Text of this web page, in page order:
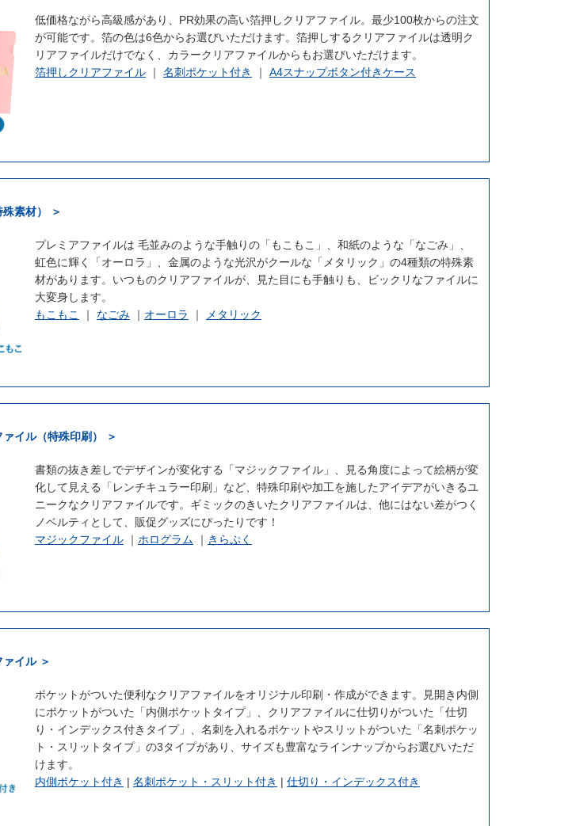
低価格ながら高級感があり、PR効果の高い箔押しクリアファイル。最少100枚からの注文
が可能です。箔の色は6色からお選びいただけます。箔押しするクリアファイルは透明ク
リアファイルだけでなく、カラークリアファイルからもお選びいただけます。
箔押しクリアファイル ｜ 名刺ポケット付き ｜ A4スナップボタン付きケース
素材） ＞
プレミアファイルは 毛並みのような手触りの「もこもこ」、和紙のような「なごみ」、
虹色に輝く「オーロラ」、金属のような光沢がクールな「メタリック」の4種類の特殊素
材があります。いつものクリアファイルが、見た目にも手触りも、ビックリなファイルに
大変身します。
もこもこ
｜ なごみ ｜ オーロラ ｜ メタリック
イル（特殊印刷） ＞
書類の抜き差しでデザインが変化する「マジックファイル」、見る角度によって絵柄が変
化して見える「レンチキュラー印刷」など、特殊印刷や加工を施したアイデアがいきるユ
ニークなクリアファイルです。ギミックのきいたクリアファイルは、他にはない差がつく
ノベルティとして、販促グッズにぴったりです！
マジックファイル ｜ ホログラム ｜ きらぷく
イル ＞
ポケットがついた便利なクリアファイルをオリジナル印刷・作成ができます。見開き内側
にポケットがついた「内側ポケットタイプ」、クリアファイルに仕切りがついた「仕切
り・インデックス付きタイプ」、名刺を入れるポケットやスリットがついた「名刺ポケッ
ト・スリットタイプ」の3タイプがあり、サイズも豊富なラインナップからお選びいただ
けます。
内側ポケット付き | 名刺ポケット・スリット付き | 仕切り・インデックス付き